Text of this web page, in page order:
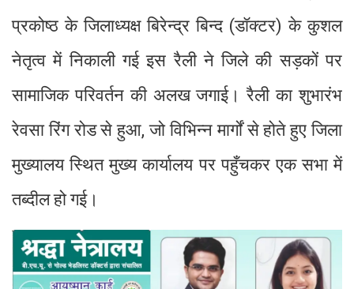
प्रकोष्ठ के जिलाध्यक्ष बिरेन्द्र बिन्द (डॉक्टर) के कुशल
नेतृत्व में निकाली गई इस रैली ने जिले की सड़कों पर
सामाजिक परिवर्तन की अलख जगाई। रैली का शुभारंभ
रेवसा रिंग रोड से हुआ, जो विभिन्न मार्गों से होते हुए जिला
मुख्यालय स्थित मुख्य कार्यालय पर पहुँचकर एक सभा में
तब्दील हो गई।